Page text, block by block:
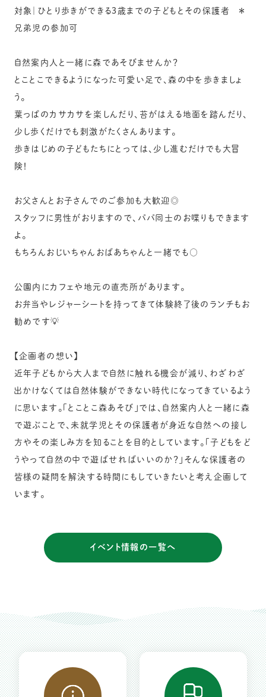
対象｜ひとり歩きができる３歳までの子どもとその保護者 ＊
兄弟児の参加可
自然案内人と一緒に森であそびませんか？
とことこできるようになった可愛い足で、森の中を歩きましょ
う。
葉っぱのカサカサを楽しんだり、苔がはえる地面を踏んだり、
少し歩くだけでも刺激がたくさんあります。
歩きはじめの子どもたちにとっては、少し進むだけでも大冒
険！
お父さんとお子さんでのご参加も大歓迎◎
スタッフに男性がおりますので、パパ同士のお喋りもできます
よ。
もちろんおじいちゃんおばあちゃんと一緒でも○
公園内にカフェや地元の直売所があります。
お弁当やレジャーシートを持ってきて体験終了後のランチもお
勧めです💡
【企画者の想い】
近年子どもから大人まで自然に触れる機会が減り、わざわざ
出かけなくては自然体験ができない時代になってきているよう
に思います。「とことこ森あそび」では、自然案内人と一緒に森
で遊ぶことで、未就学児とその保護者が身近な自然への接し
方やその楽しみ方を知ることを目的としています。「子どもをど
うやって自然の中で遊ばせればいいのか？」そんな保護者の
皆様の疑問を解決する時間にもしていきたいと考え企画して
います。
イベント情報の一覧へ